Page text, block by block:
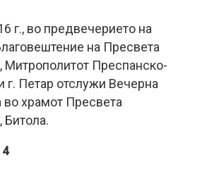
г., во предвечерието на
на Пресвета
Митрополитот Преспанско-
г. Петар отслужи Вечерна
храмот Пресвета
Битола.
4